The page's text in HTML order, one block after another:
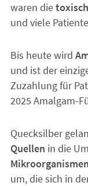
waren die
und viele
Bis heute wird
und ist der
Zuzahlung für
2025 Amalgam-
Quecksilber
Quellen in die
Mikroorganismen
um, die sich in